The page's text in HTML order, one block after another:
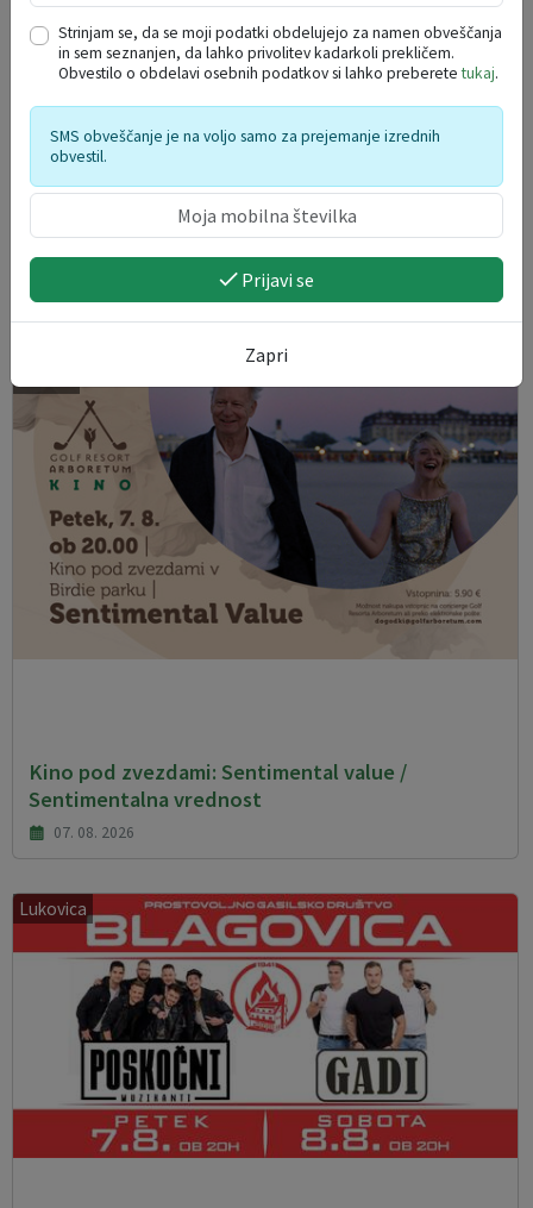
Grajski večeri na dvorcu Lisičje – Stand-up Tin
Vodopivec in Klemen Bučan
07. 08. 2026
Kino pod zvezdami: Sentimental value /
Sentimentalna vrednost
07. 08. 2026
Lukovica
Strinjam se, da se moji podatki obdelujejo za namen obveščanja
in sem seznanjen, da lahko privolitev kadarkoli prekličem.
Obvestilo o obdelavi osebnih podatkov si lahko preberetetukaj.
SMS obveščanje je na voljo samo za prejemanje izrednih
obvestil.
Prijavi se
Zapri